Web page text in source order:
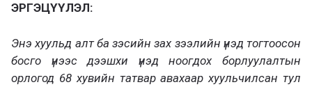
ЭРГЭЦҮҮЛЭЛ:
Энэ хуульд алт ба зэсийн зах зээлийн үнэд тогтоосон
босго үнээс дээшхи үнэд ноогдох борлуулалтын
орлогод 68 хувийн татвар авахаар хуульчилсан тул